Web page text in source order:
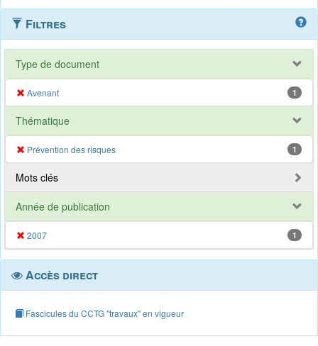
Filtres
Type de document
Avenant 1
Thématique
Prévention des risques 1
Mots clés
Année de publication
2007 1
Accès direct
Fascicules du CCTG "travaux" en vigueur